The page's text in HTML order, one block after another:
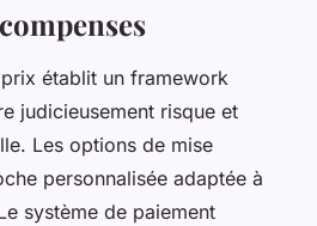
établit un framework
judicieusement risque et
Les options de mise
personnalisée adaptée à
système de paiement